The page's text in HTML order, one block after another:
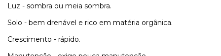
Luz - sombra ou meia sombra.
Solo - bem drenável e rico em matéria orgânica.
Crescimento - rápido.